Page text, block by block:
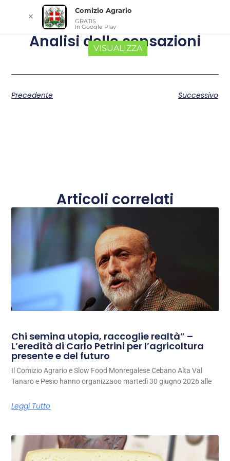
Analisi delle sensazioni
Precedente Successivo
Articoli correlati
Chi semina utopia, raccoglie realtà” –
L’eredità di Carlo Petrini per l’agricoltura
presente e del futuro
Il Comizio Agrario e Slow Food Monregalese Cebano Alta Val
Tanaro e Pesio hanno organizzaoo martedì 30 giugno 2026 alle
Leggi Tutto
✕
Comizio Agrario
GRATIS
In Google Play
VISUALIZZA